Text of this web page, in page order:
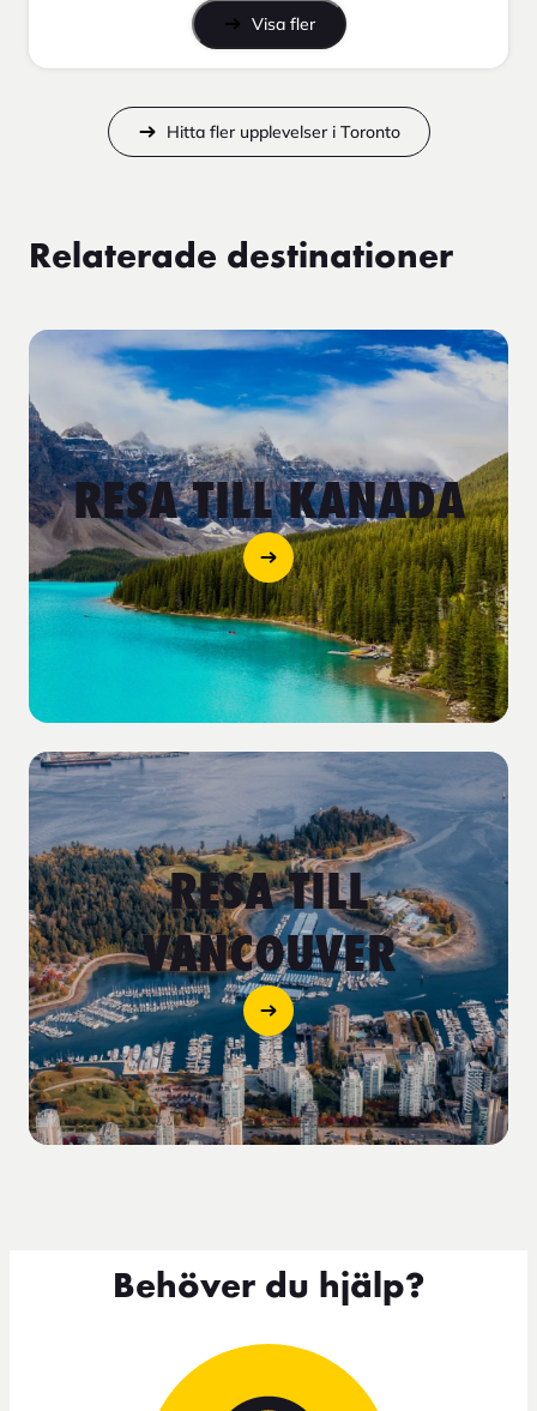
Visa fler
Hitta fler upplevelser i Toronto
Relaterade destinationer
RESA TILL KANADA
RESA TILL
VANCOUVER
Behöver du hjälp?